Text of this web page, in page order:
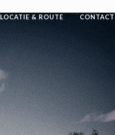
LOCATIE & ROUTE CONTACT